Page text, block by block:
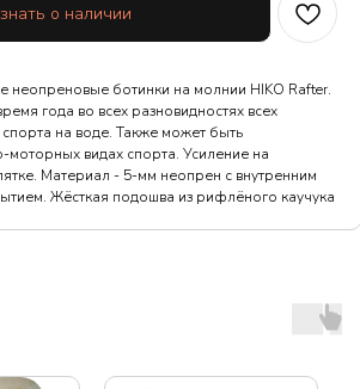
о наличии
неопреновые ботинки на молнии HIKO Rafter.
года во всех разновидностях всех
на воде. Также может быть
моторных видах спорта. Усиление на
Материал - 5-мм неопрен с внутренним
Жёсткая подошва из рифлёного каучука